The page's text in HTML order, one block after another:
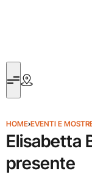
HOME›EVENTI E
Elisabetta
presente